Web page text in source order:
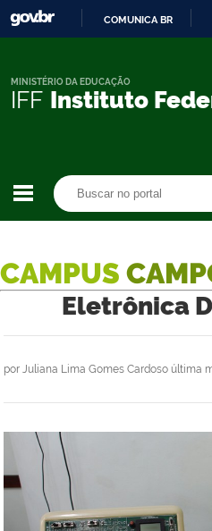
COMUNICA BR
IFF Instituto
MINISTÉRIO DA EDUCAÇÃO
CAMPUS
Eletrônica
por Juliana Lima Gomes Cardoso última